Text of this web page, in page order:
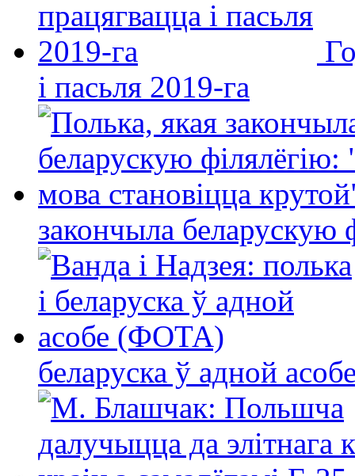
і пасьля 2019-га
закончыла беларускую
беларуска ў адной